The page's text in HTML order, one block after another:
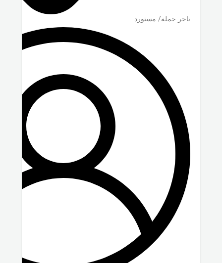
تاجر جملة/ مستورد